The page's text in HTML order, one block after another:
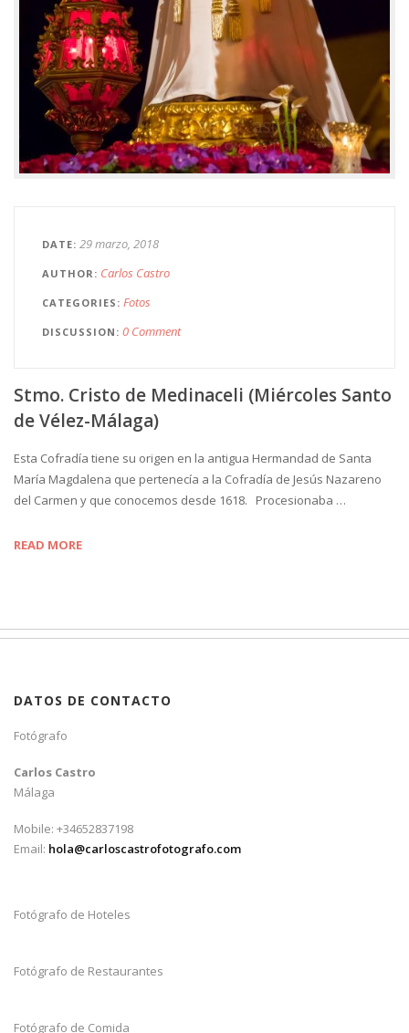
DATE 29 marzo, 2018
AUTHOR Carlos Castro
CATEGORIES Fotos
DISCUSSION 0 Comment
Stmo. Cristo de Medinaceli (Miércoles Santo
de Vélez-Málaga)
Esta Cofradía tiene su origen en la antigua Hermandad de Santa
María Magdalena que pertenecía a la Cofradía de Jesús Nazareno
del Carmen y que conocemos desde 1618. Procesionaba …
READ MORE
DATOS DE CONTACTO
Fotógrafo
Carlos Castro
Málaga
Mobile: +34652837198
Email: hola@carloscastrofotografo.com
Fotógrafo de Hoteles
Fotógrafo de Restaurantes
Fotógrafo de Comida